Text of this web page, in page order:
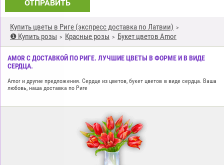
Купить цветы в Риге (экспресс доставка по Латвии)
❶ Купить розы
Красные розы Букет цветов Amor
AMOR С ДОСТАВКОЙ ПО РИГЕ. ЛУЧШИЕ ЦВЕТЫ В ФОРМЕ И В ВИДЕ
СЕРДЦА.
Amor и другие предложения. Сердце из цветов, букет цветов в виде сердца. Ваша
любовь, наша доставка по Риге
ОТПРАВИТЬ